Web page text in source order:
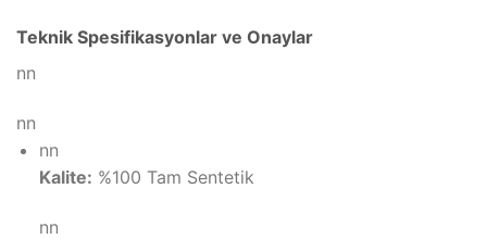
Teknik Spesifikasyonlar ve Onaylar
nn
nn
nn
Kalite: %100 Tam Sentetik
nn